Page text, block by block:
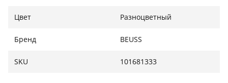
Изысканный дизайн: наши быстросохнущие
полотенца выполнены с изысканными узорами.
Цвет Разноцветный
Бренд BEUSS
SKU 101681333